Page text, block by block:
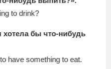
to drink?
хотела бы что-нибудь
have something to eat.